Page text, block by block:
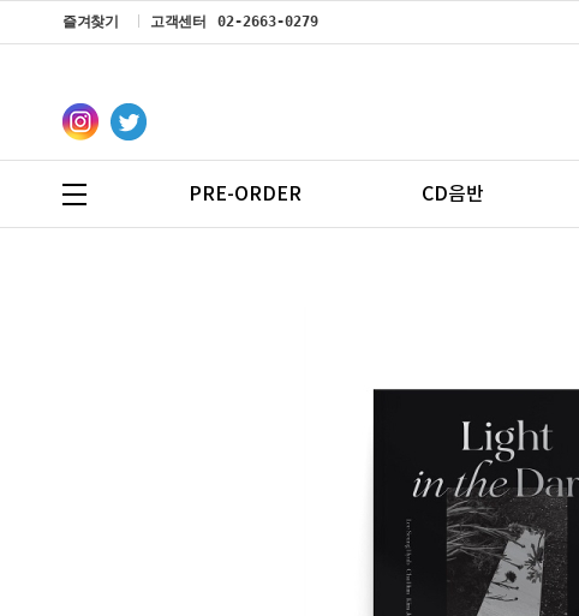
즐겨찾기 고객센터 02-2663-0279
PRE-ORDER CD음반